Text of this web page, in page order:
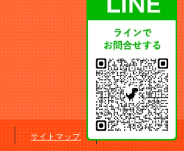
サイトマップ